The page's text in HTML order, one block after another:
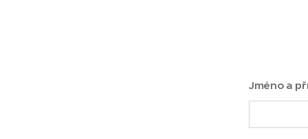
Jméno a